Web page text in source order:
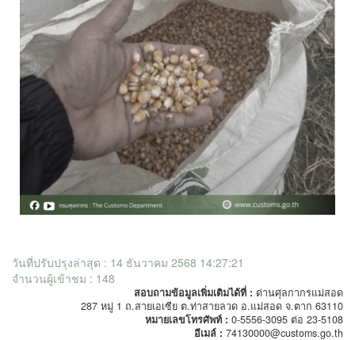
วันที่ปรับปรุงล่าสุด : 14 ธันวาคม 2568 14:27:21
จำนวนผู้เข้าชม : 148
สอบถามข้อมูลเพิ่มเติมได้ที่ : ด่านศุลกากรแม่สอด
287 หมู่ 1 ถ.สายเอเซีย ต.ท่าสายลวด อ.แม่สอด จ.ตาก 63110
หมายเลขโทรศัพท์ : 0-5556-3095 ต่อ 23-5108
อีเมล์ : 74130000@customs.go.th